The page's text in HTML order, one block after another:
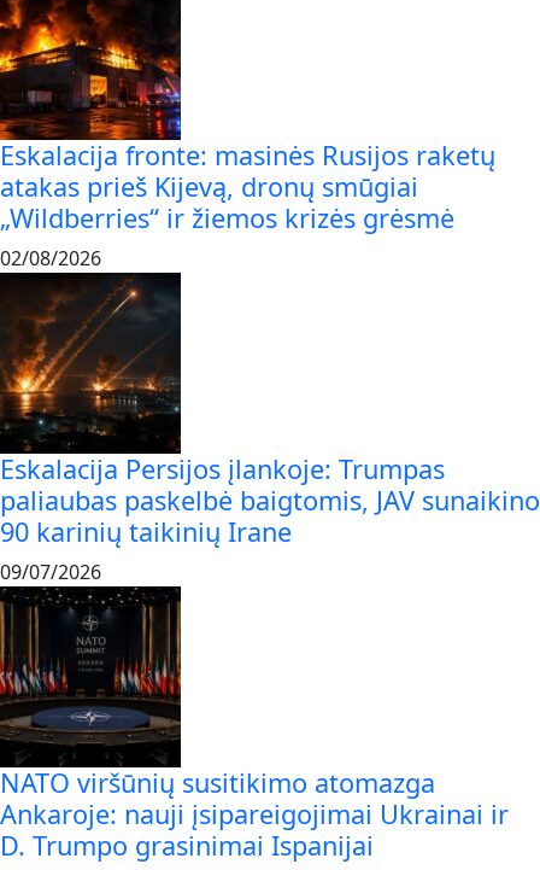
Eskalacija fronte: masinės Rusijos raketų
atakas prieš Kijevą, dronų smūgiai
„Wildberries“ ir žiemos krizės grėsmė
02/08/2026
Eskalacija Persijos įlankoje: Trumpas
paliaubas paskelbė baigtomis, JAV sunaikino
90 karinių taikinių Irane
09/07/2026
NATO viršūnių susitikimo atomazga
Ankaroje: nauji įsipareigojimai Ukrainai ir
D. Trumpo grasinimai Ispanijai